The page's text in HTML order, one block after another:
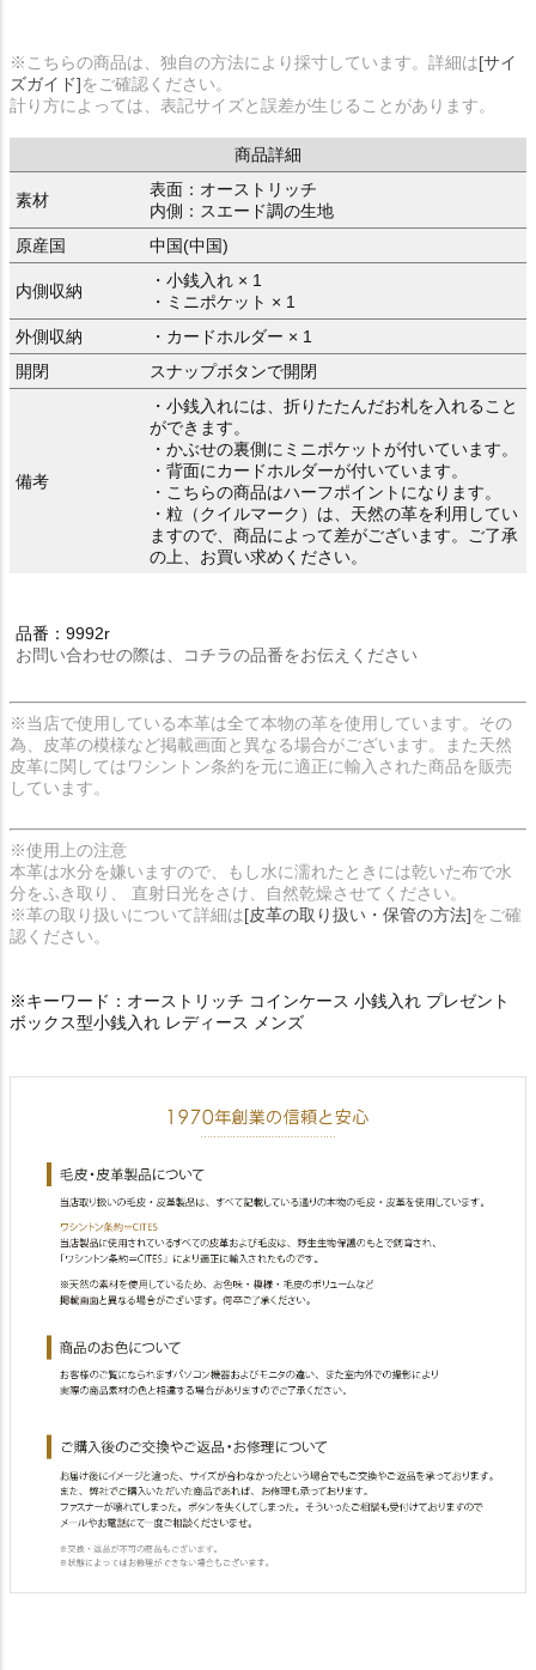
※こちらの商品は、独自の方法により採寸しています。詳細は[サイ
ズガイド]をご確認ください。
計り方によっては、表記サイズと誤差が生じることがあります。
商品詳細
素材
表面：オーストリッチ
内側：スエード調の生地
原産国
中国(中国)
内側収納
・小銭入れ × 1
・ミニポケット × 1
外側収納
・カードホルダー × 1
開閉
スナップボタンで開閉
備考
・小銭入れには、折りたたんだお札を入れること
ができます。
・かぶせの裏側にミニポケットが付いています。
・背面にカードホルダーが付いています。
・こちらの商品はハーフポイントになります。
・粒（クイルマーク）は、天然の革を利用してい
ますので、商品によって差がございます。ご了承
の上、お買い求めください。
品番：9992r
お問い合わせの際は、コチラの品番をお伝えください
※当店で使用している本革は全て本物の革を使用しています。その
為、皮革の模様など掲載画面と異なる場合がございます。また天然
皮革に関してはワシントン条約を元に適正に輸入された商品を販売
しています。
※使用上の注意
本革は水分を嫌いますので、もし水に濡れたときには乾いた布で水
分をふき取り、 直射日光をさけ、自然乾燥させてください。
※革の取り扱いについて詳細は[皮革の取り扱い・保管の方法]をご確
認ください。
※キーワード：オーストリッチ コインケース 小銭入れ プレゼント
ボックス型小銭入れ レディース メンズ